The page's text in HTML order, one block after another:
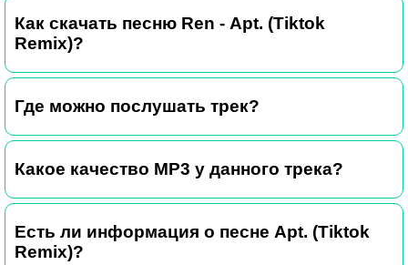
Как скачать песню Ren - Apt. (Tiktok
Remix)?
Где можно послушать трек?
Какое качество MP3 у данного трека?
Есть ли информация о песне Apt. (Tiktok
Remix)?